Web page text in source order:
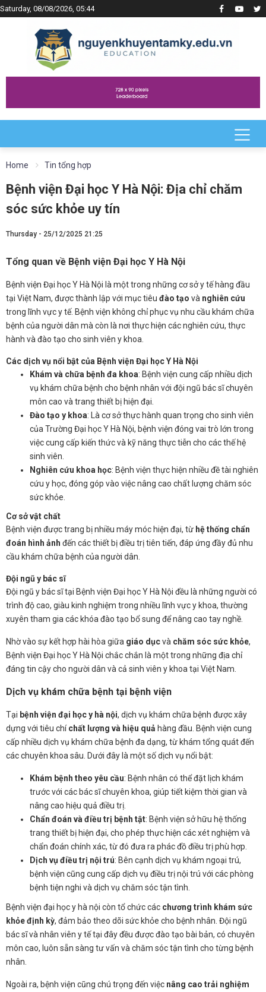
Saturday, 08/08/2026, 05:44
Home Tin tổng hợp
Bệnh viện Đại học Y Hà Nội: Địa chỉ chăm
sóc sức khỏe uy tín
Thursday - 25/12/2025 21:25
Tổng quan về Bệnh viện Đại học Y Hà Nội
Bệnh viện Đại học Y Hà Nội là một trong những cơ sở y tế hàng đầu
tại Việt Nam, được thành lập với mục tiêu đào tạo và nghiên cứu
trong lĩnh vực y tế. Bệnh viện không chỉ phục vụ nhu cầu khám chữa
bệnh của người dân mà còn là nơi thực hiện các nghiên cứu, thực
hành và đào tạo cho sinh viên y khoa.
Các dịch vụ nổi bật của Bệnh viện Đại học Y Hà Nội
Khám và chữa bệnh đa khoa: Bệnh viện cung cấp nhiều dịch
vụ khám chữa bệnh cho bệnh nhân với đội ngũ bác sĩ chuyên
môn cao và trang thiết bị hiện đại.
Đào tạo y khoa: Là cơ sở thực hành quan trọng cho sinh viên
của Trường Đại học Y Hà Nội, bệnh viện đóng vai trò lớn trong
việc cung cấp kiến thức và kỹ năng thực tiễn cho các thế hệ
sinh viên.
Nghiên cứu khoa học: Bệnh viện thực hiện nhiều đề tài nghiên
cứu y học, đóng góp vào việc nâng cao chất lượng chăm sóc
sức khỏe.
Cơ sở vật chất
Bệnh viện được trang bị nhiều máy móc hiện đại, từ hệ thống chẩn
đoán hình ảnh đến các thiết bị điều trị tiên tiến, đáp ứng đầy đủ nhu
cầu khám chữa bệnh của người dân.
Đội ngũ y bác sĩ
Đội ngũ y bác sĩ tại Bệnh viện Đại học Y Hà Nội đều là những người có
trình độ cao, giàu kinh nghiệm trong nhiều lĩnh vực y khoa, thường
xuyên tham gia các khóa đào tạo bổ sung để nâng cao tay nghề.
Nhờ vào sự kết hợp hài hòa giữa giáo dụcvà chăm sóc sức khỏe,
Bệnh viện Đại học Y Hà Nội chắc chắn là một trong những địa chỉ
đáng tin cậy cho người dân và cả sinh viên y khoa tại Việt Nam.
Dịch vụ khám chữa bệnh tại bệnh viện
Tại bệnh viện đại học y hà nội, dịch vụ khám chữa bệnh được xây
dựng với tiêu chíchất lượng và hiệu quả hàng đầu. Bệnh viện cung
cấp nhiều dịch vụ khám chữa bệnh đa dạng, từ khám tổng quát đến
các chuyên khoa sâu. Dưới đây là một số dịch vụ nổi bật:
Khám bệnh theo yêu cầu: Bệnh nhân có thể đặt lịch khám
trước với các bác sĩ chuyên khoa, giúp tiết kiệm thời gian và
nâng cao hiệu quả điều trị.
Chẩn đoán và điều trị bệnh tật: Bệnh viện sở hữu hệ thống
trang thiết bị hiện đại, cho phép thực hiện các xét nghiệm và
chẩn đoán chính xác, từ đó đưa ra phác đồ điều trị phù hợp.
Dịch vụ điều trị nội trú: Bên cạnh dịch vụ khám ngoại trú,
bệnh viện cũng cung cấp dịch vụ điều trị nội trú với các phòng
bệnh tiện nghi và dịch vụ chăm sóc tận tình.
Bệnh viện đại học y hà nội còn tổ chức các chương trình khám sức
khỏe định kỳ, đảm bảo theo dõi sức khỏe cho bệnh nhân. Đội ngũ
bác sĩ và nhân viên y tế tại đây đều được đào tạo bài bản, có chuyên
môn cao, luôn sẵn sàng tư vấn và chăm sóc tận tình cho từng bệnh
nhân.
Ngoài ra, bệnh viện cũng chú trọng đến việc nâng cao trải nghiệm